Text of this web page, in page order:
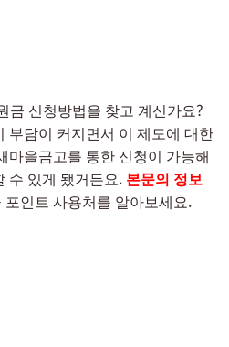
금 신청방법을 찾고 계신가요?
부담이 커지면서 이 제도에 대한
마을금고를 통한 신청이 가능해
수 있게 됐거든요. 본문의 정보
인트 사용처를 알아보세요.